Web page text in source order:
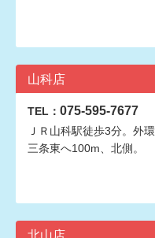
山科店
TEL： 075-595-7677
ＪＲ山科駅徒歩3分。外環
三条東へ100m、北側。